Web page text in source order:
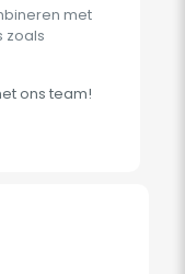
met
zoals
ons team!